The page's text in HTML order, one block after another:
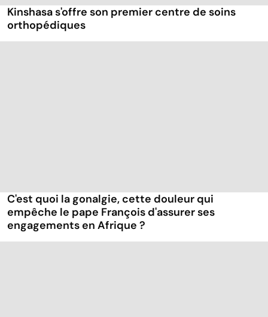
Kinshasa s'offre son premier centre de soins
orthopédiques
C'est quoi la gonalgie, cette douleur qui
empêche le pape François d'assurer ses
engagements en Afrique ?